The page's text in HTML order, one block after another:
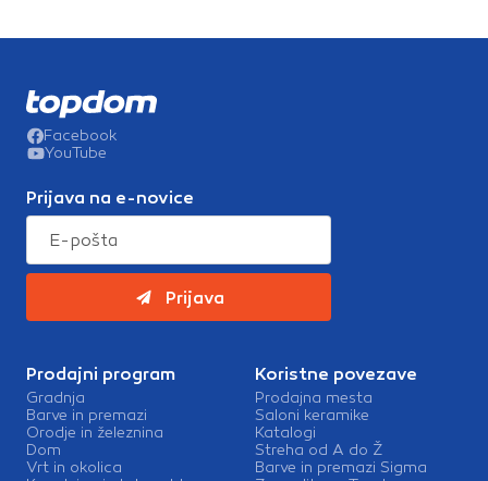
Facebook
YouTube
Prijava na e-novice
Prijava
Prodajni program
Gradnja
Barve in premazi
Orodje in železnina
Dom
Vrt in okolica
Koristne povezave
Prodajna mesta
Saloni keramike
Katalogi
Streha od A do Ž
Barve in premazi Sigma